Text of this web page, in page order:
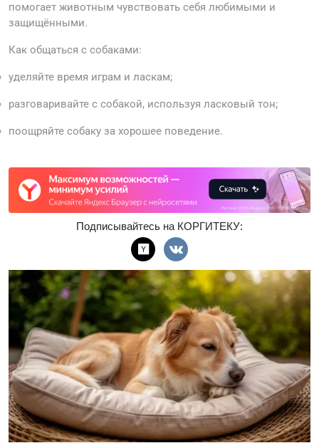
помогает животным чувствовать себя любимыми и
защищёнными.
Как общаться с собаками:
уделяйте время играм и ласкам;
разговаривайте с собакой, используя ласковый тон;
поощряйте собаку за хорошее поведение.
Подписывайтесь на КОРГИТЕКУ: